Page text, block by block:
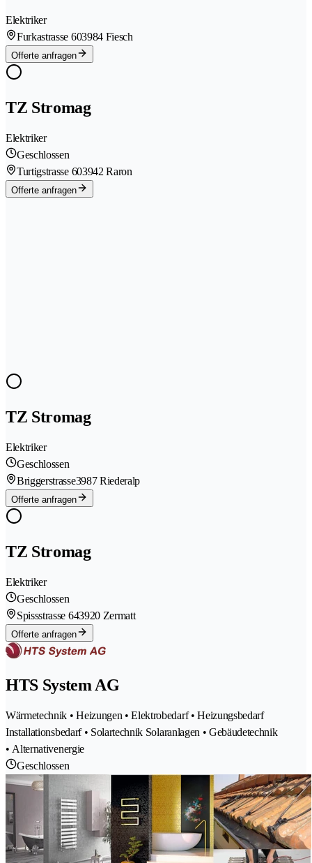
Elektriker
Furkastrasse 603984 Fiesch
Offerte anfragen
TZ Stromag
Elektriker
Geschlossen
Turtigstrasse 603942 Raron
Offerte anfragen
TZ Stromag
Elektriker
Geschlossen
Briggerstrasse3987 Riederalp
Offerte anfragen
TZ Stromag
Elektriker
Geschlossen
Spissstrasse 643920 Zermatt
Offerte anfragen
HTS System AG
Wärmetechnik • Heizungen • Elektrobedarf • Heizungsbedarf
Installationsbedarf • Solartechnik Solaranlagen • Gebäudetechnik
• Alternativenergie
Geschlossen